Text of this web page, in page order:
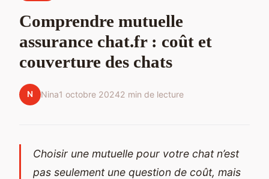
Comprendre mutuelle
assurance chat.fr : coût et
couverture des chats
N Nina1 octobre 20242 min de lecture
Choisir une mutuelle pour votre chat n’est
pas seulement une question de coût, mais